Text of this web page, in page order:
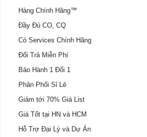
Hàng Chính Hãng™
Đầy Đủ CO, CQ
Có Services Chính Hãng
Đổi Trả Miễn Phí
Bảo Hành 1 Đổi 1
Phân Phối Sỉ Lẻ
Giảm tới 70% Giá List
Giá Tốt tại HN và HCM
Hỗ Trợ Đại Lý và Dự Án